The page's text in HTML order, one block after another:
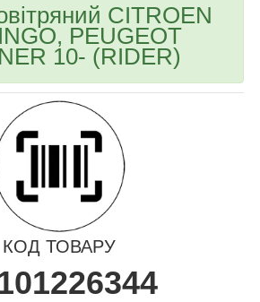
CITROEN
PEUGEOT
10- (RIDER)
КОД ТОВАРУ